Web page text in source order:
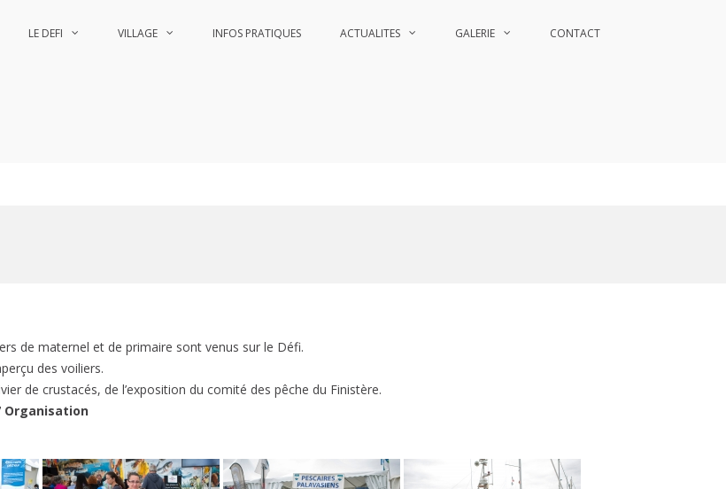
LE DEFI VILLAGE INFOS PRATIQUES ACTUALITES GALERIE CONTACT
de maternel et de primaire sont venus sur le Défi.
des voiliers.
de crustacés, de l’exposition du comité des pêche du Finistère.
Organisation